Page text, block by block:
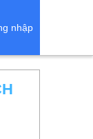
nhập